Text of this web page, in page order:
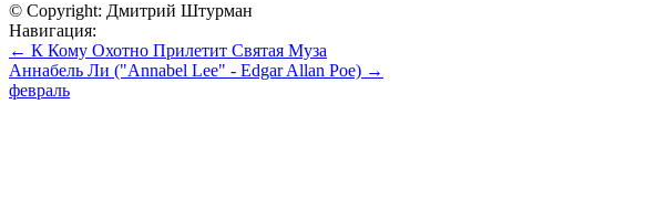
© Copyright: Дмитрий Штурман
Навигация:
← К Кому Охотно Прилетит Святая Муза
Аннабель Ли ("Annabel Lee" - Edgar Allan Poe) →
февраль